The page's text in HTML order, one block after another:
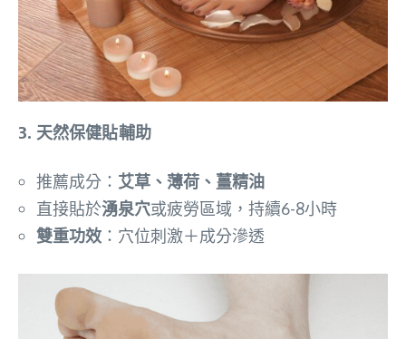
3. 天然保健貼輔助
推薦成分： 艾草、薄荷、薑精油
直接貼於湧泉穴或疲勞區域，持續6-8小時
雙重功效 ：穴位刺激＋成分滲透